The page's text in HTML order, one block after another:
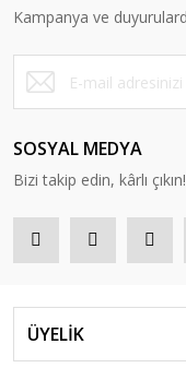
Kampanya ve
SOSYAL MEDYA
Bizi takip edin, kârlı çıkın!
ÜYELİK